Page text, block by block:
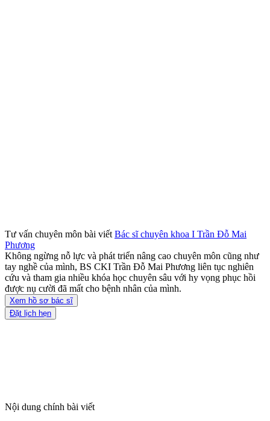
Tư vấn chuyên môn bài viết Bác sĩ chuyên khoa I Trần Đỗ Mai
Phương
Không ngừng nỗ lực và phát triển nâng cao chuyên môn cũng như
tay nghề của mình, BS CKI Trần Đỗ Mai Phương liên tục nghiên
cứu và tham gia nhiều khóa học chuyên sâu với hy vọng phục hồi
được nụ cười đã mất cho bệnh nhân của mình.
Xem hồ sơ bác sĩ
Đặt lịch hẹn
Nội dung chính bài viết